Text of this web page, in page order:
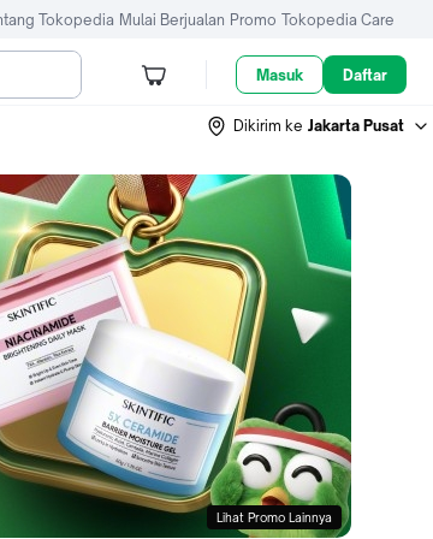
Tokopedia Mulai Berjualan Promo Tokopedia Care
Masuk Daftar
Dikirim ke Jakarta Pusat
Lihat Promo Lainnya